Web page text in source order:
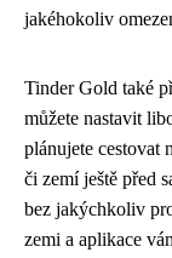
jakéhokoliv
Tinder Gold také
můžete nastavit
plánujete cestovat
či zemí ještě před
bez jakýchkoliv
zemi a aplikace